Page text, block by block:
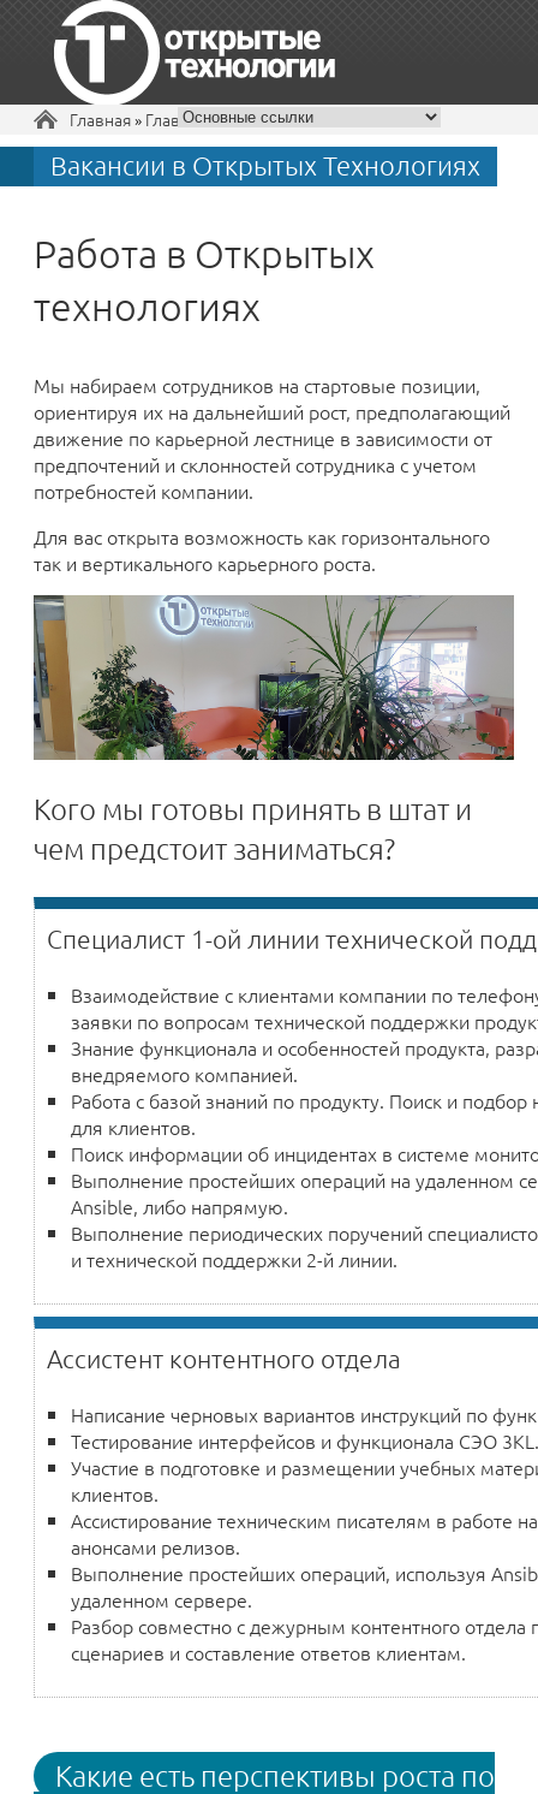
+7 495 229-30-72
Вы здесь
Главная» Главная
Вакансии в Открытых Технологиях
Работа в Открытых
технологиях
Мы набираем сотрудников на стартовые позиции,
ориентируя их на дальнейший рост, предполагающий
движение по карьерной лестнице в зависимости от
предпочтений и склонностей сотрудника с учетом
потребностей компании.
Для вас открыта возможность как горизонтального
так и вертикального карьерного роста.
Кого мы готовы принять в штат и
чем предстоит заниматься?
Специалист 1-ой линии технической
Взаимодействие с клиентами компании по
заявки по вопросам технической поддержки
Знание функционала и особенностей продукта,
внедряемого компанией.
Работа с базой знаний по продукту. Поиск и
для клиентов.
Поиск информации об инцидентах в системе
Выполнение простейших операций на удаленном
Ansible, либо напрямую.
Выполнение периодических поручений
и технической поддержки 2-й линии.
Ассистент контентного отдела
Написание черновых вариантов инструкций по
Тестирование интерфейсов и функционала СЭО 3KL.
Участие в подготовке и размещении учебных
клиентов.
Ассистирование техническим писателям в работе
анонсами релизов.
Выполнение простейших операций, используя
удаленном сервере.
Разбор совместно с дежурным контентного отдела
сценариев и составление ответов клиентам.
Какие есть перспективы роста по